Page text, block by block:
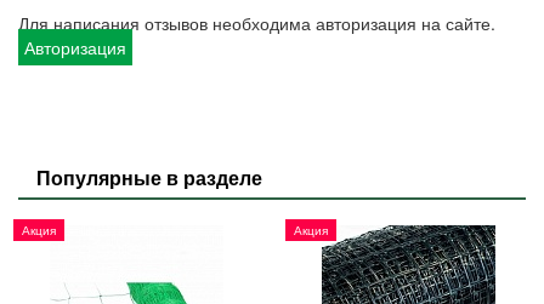
Для написания отзывов необходима авторизация на сайте.
Авторизация
Популярные в разделе
Акция Акция